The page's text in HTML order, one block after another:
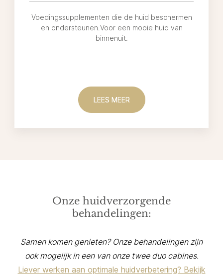
Voedingssupplementen die de huid beschermen
en ondersteunen.Voor een mooie huid van
binnenuit.
LEES MEER
Onze huidverzorgende
behandelingen:
Samen komen genieten? Onze behandelingen zijn
ook mogelijk in een van onze twee duo cabines.
Liever werken aan optimale huidverbetering? Bekijk